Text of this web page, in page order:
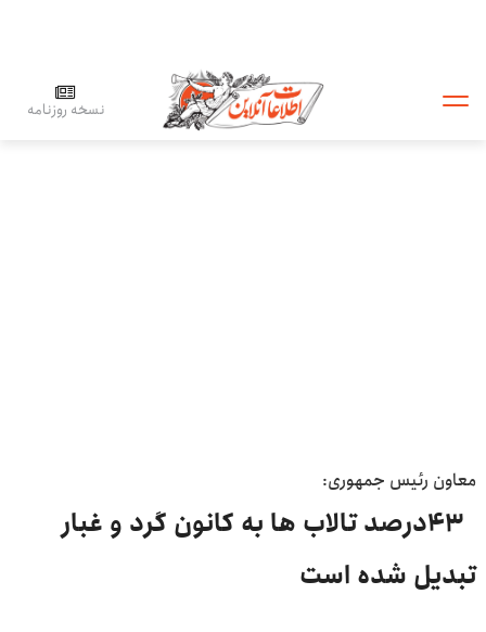
نسخه روزنامه
معاون رئیس جمهوری:
۴۳درصد تالاب ها به کانون گرد و غبار
تبدیل شده است